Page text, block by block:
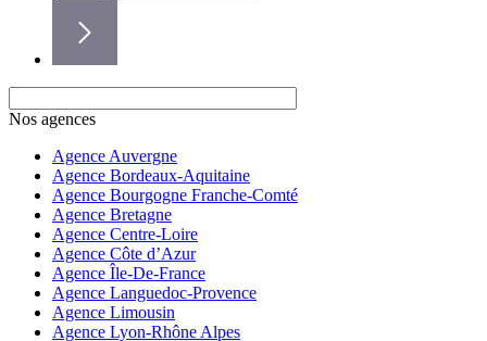
Nos agences
Agence Auvergne
Agence Bordeaux-Aquitaine
Agence Bourgogne Franche-Comté
Agence Bretagne
Agence Centre-Loire
Agence Côte d’Azur
Agence Île-De-France
Agence Languedoc-Provence
Agence Limousin
Agence Lyon-Rhône Alpes